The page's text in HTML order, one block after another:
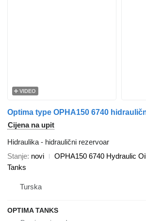
VIDEO
Cijena na upit
Hidraulika - hidraulični rezervoar
Stanje novi
OPHA150 6740 Hydraulic
Tanks
Turska
OPTIMA TANKS